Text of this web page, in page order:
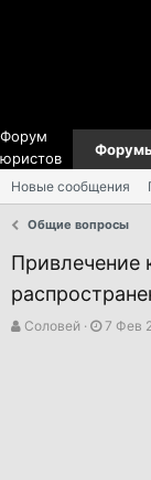
Форум
юристов
Новые сообщения
Общие вопросы
Привлечение
А
Соловей
Д
7 Фев